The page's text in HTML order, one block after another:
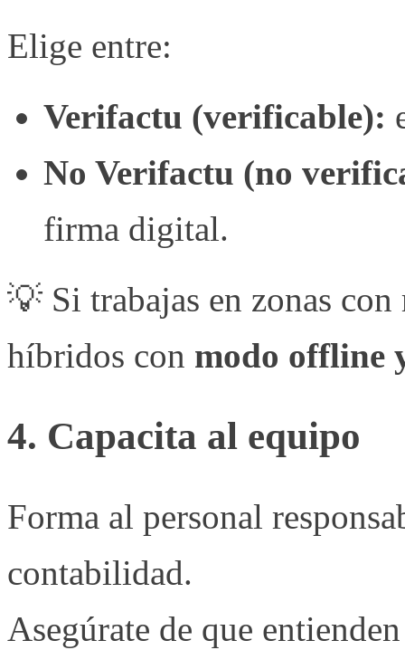
Elige entre:
Verifactu (verificable):
No Verifactu (no
firma digital.
💡 Si trabajas en zonas
híbridos con modo offline
4. Capacita al equipo
Forma al personal
contabilidad.
Asegúrate de que